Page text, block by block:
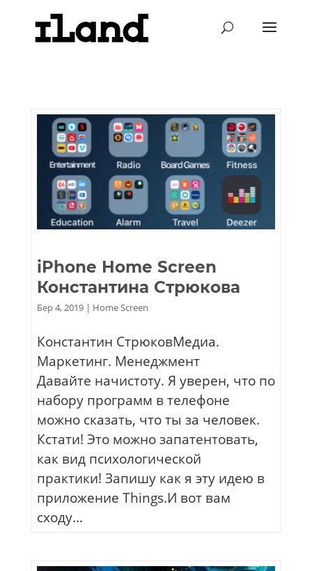
iPhone Home Screen
Константина Стрюкова
Бер 4, 2019| Home Screen
Константин СтрюковМедиа.
Маркетинг. Менеджмент
Давайте начистоту. Я уверен, что по
набору программ в телефоне
можно сказать, что ты за человек.
Кстати! Это можно запатентовать,
как вид психологической
практики! Запишу как я эту идею в
приложение Things.И вот вам
сходу...